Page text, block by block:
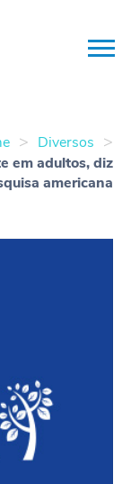
> Diversos >
em adultos, diz
americana